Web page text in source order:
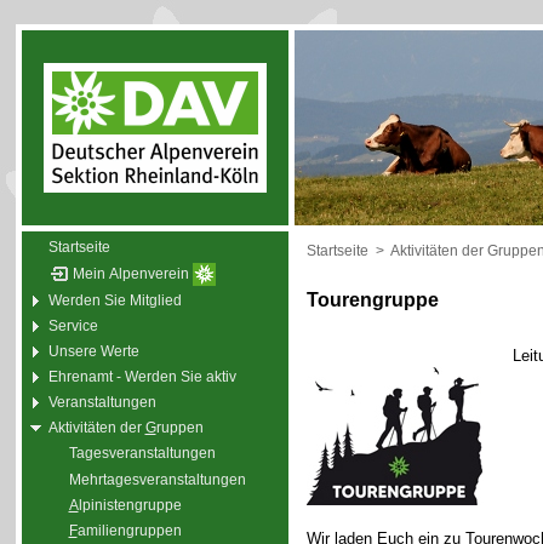
Startseite
Mein Alpenverein
Werden Sie Mitglied
Service
Unsere Werte
Ehrenamt - Werden Sie aktiv
Veranstaltungen
Aktivitäten der Gruppen
Tagesveranstaltungen
Mehrtagesveranstaltungen
Alpinistengruppe
Familiengruppen
Startseite > Aktivitäten der
Tourengruppe
Wir laden Euch ein zu